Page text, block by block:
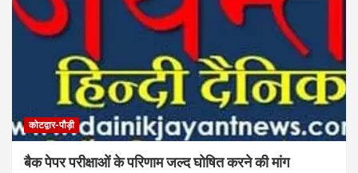
कोटद्वार-पौड़ी
बैक पेपर परीक्षाओं के परिणाम जल्द घोषित करने की मांग